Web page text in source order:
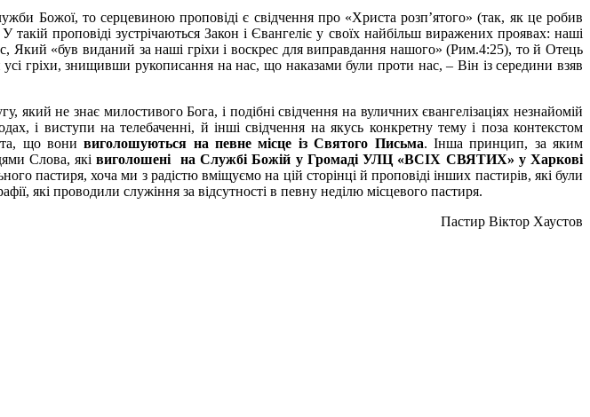
Божої, то серцевиною проповіді є свідчення про «Христа розп’ятого» (так, як це робив
проповіді зустрічаються Закон і Євангеліє у своїх найбільш виражених проявах: наші
Який «був виданий за наші гріхи і воскрес для виправдання нашого» (Рим.4:25), то й Отець
гріхи, знищивши рукописання на нас, що наказами були проти нас, – Він із середини взяв
не знає милостивого Бога, і подібні свідчення на вуличних євангелізаціях незнайомій
і виступи на телебаченні, й інші свідчення на якусь конкретну тему і поза контекстом
та, що вонивиголошуються на певне місце із Святого Письма. Інша принцип, за яким
Слова, яківиголошені на Службі Божій у Громаді УЛЦ «ВСІХ СВЯТИХ» у Харкові
пастиря, хоча ми з радістю вміщуємо на цій сторінці й проповіді інших пастирів, які були
які проводили служіння за відсутності в певну неділю місцевого пастиря.
Пастир Віктор Хаустов